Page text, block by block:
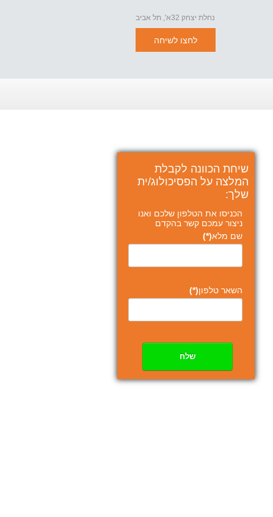
נחלת יצחק 32א', תל אביב
לחצו לשיחה
שיחת הכוונה לקבלת
המלצה על הפסיכולוג/ית
שלך:
הכניסו את הטלפון שלכם ואנו
ניצור עמכם קשר בהקדם
שם מלא(*)
השאר טלפון(*)
שלח